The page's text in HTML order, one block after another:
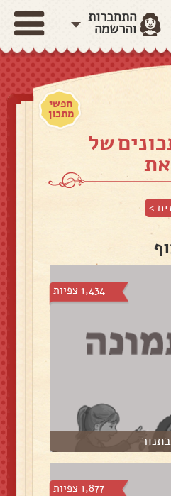
התחברות
והרשמה
חפשי
מתכון
של
>
1,434 צפיות
1,877 צפיות